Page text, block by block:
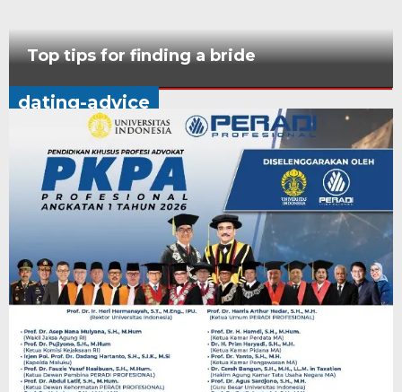
Top tips for finding a bride
dating-
advice
Jumat,
Admin
dating-advice